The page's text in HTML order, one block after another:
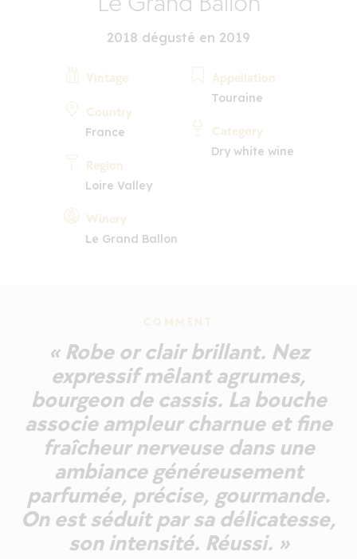
2018 dégusté en 2019
Vintage
Country
France
Region
Loire Valley
Winery
Le Grand Ballon
Appellation
Touraine
Category
Dry white wine
COMMENT
« Robe or clair brillant. Nez
expressif mêlant agrumes,
bourgeon de cassis. La bouche
associe ampleur charnue et fine
fraîcheur nerveuse dans une
ambiance généreusement
parfumée, précise, gourmande.
On est séduit par sa délicatesse,
son intensité. Réussi. »